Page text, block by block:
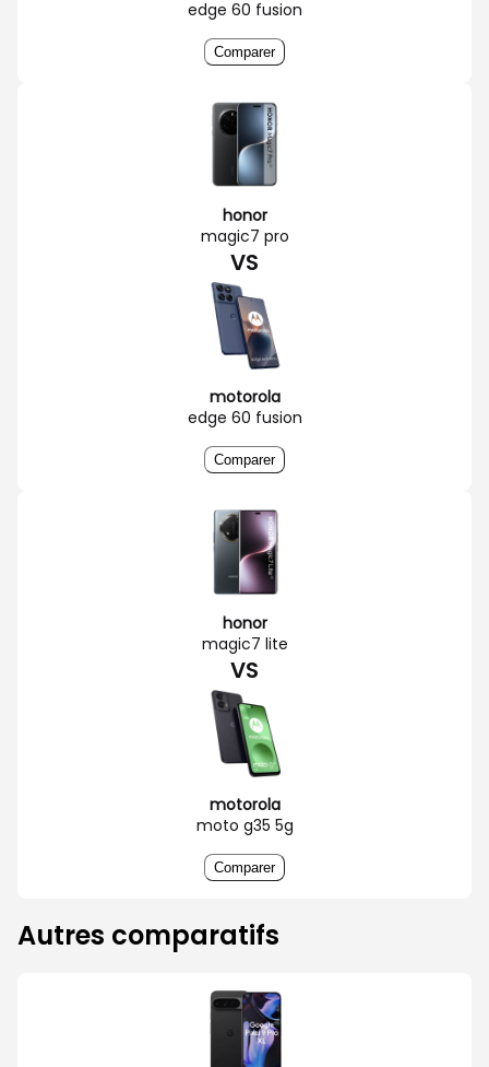
edge 60 fusion
Comparer
honor
magic7 pro
VS
motorola
edge 60 fusion
Comparer
honor
magic7 lite
VS
motorola
moto g35 5g
Comparer
Autres comparatifs